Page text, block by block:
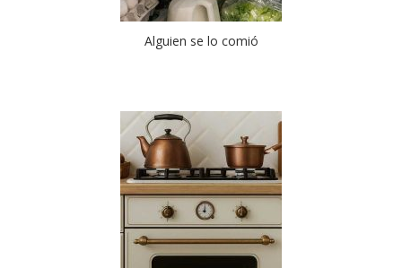
Alguien se lo comió